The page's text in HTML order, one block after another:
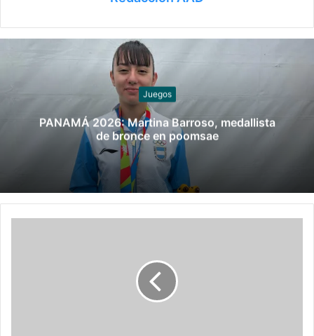
Juegos
PANAMÁ 2026: Martina Barroso, medallista
de bronce en poomsae